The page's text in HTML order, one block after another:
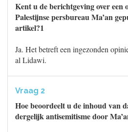
Kent u de berichtgeving over een
Palestijnse persbureau Ma’an
artikel?1
Ja. Het betreft een ingezonden
al Lidawi.
Vraag 2
Hoe beoordeelt u de inhoud van
dergelijk antisemitisme door